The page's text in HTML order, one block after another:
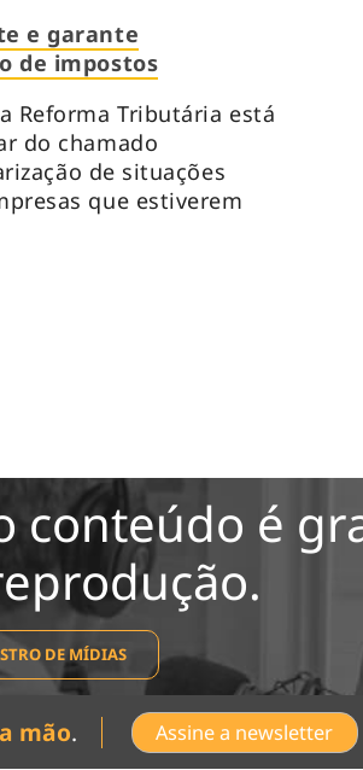
e garante
de impostos
Reforma Tributária está
do chamado
de situações
que estiverem
conteúdo é
DE MÍDIAS
mão. Assine a newsletter